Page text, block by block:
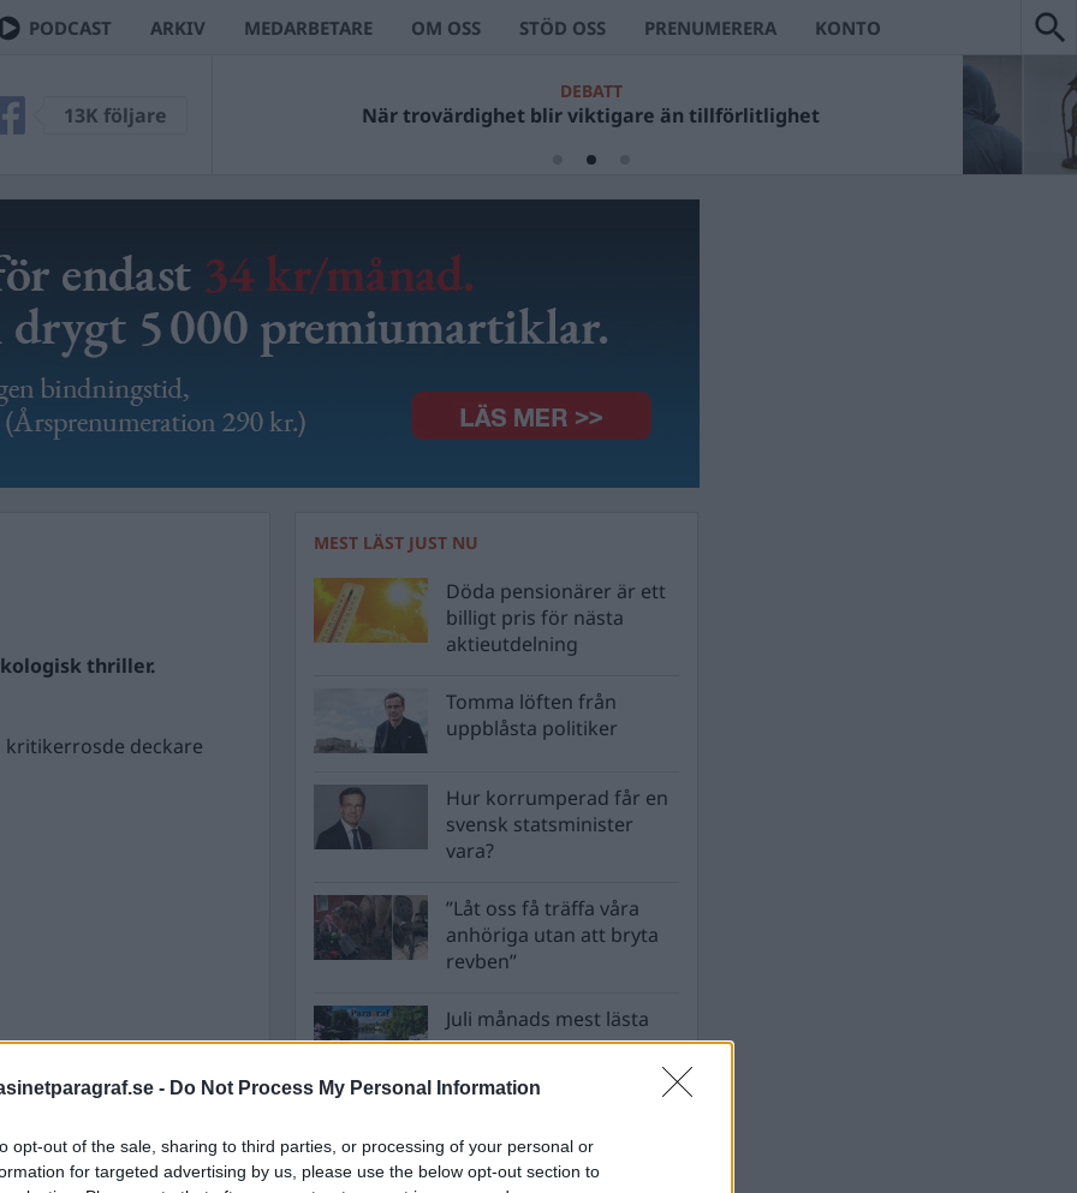
- Do Not Process My Personal Information
opt-out of the sale, sharing to third parties, or processing of your personal or
for targeted advertising by us, please use the below opt-out section to
PODCAST ARKIV MEDARBETARE OM OSS STÖD OSS PRENUMERERA KONTO
13K följare
DEBATT
När trovärdighet blir viktigare än tillförlitlighet
thriller.
kritikerrosde deckare
MEST LÄST JUST NU
Döda pensionärer är ett
billigt pris för nästa
aktieutdelning
Tomma löften från
uppblåsta politiker
Hur korrumperad får en
svensk statsminister
vara?
”Låt oss få träffa våra
anhöriga utan att bryta
revben”
Juli månads mest lästa
STÖD OSS